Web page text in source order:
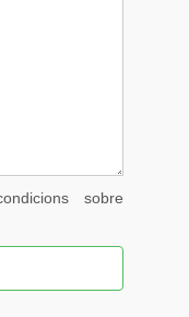
sobre